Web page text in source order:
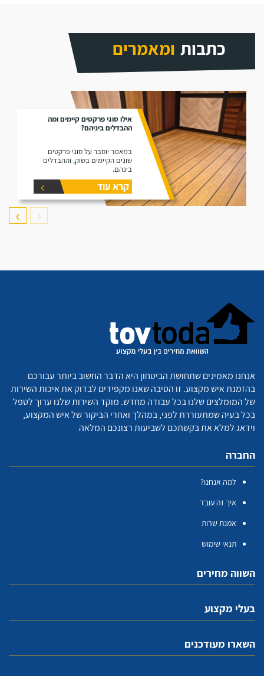
כתבות ומאמרים
אילו סוגי פרקטים קיימים ומה
ההבדלים ביניהם?
במאמר יוסבר על סוגי פרקטים
שונים הקיימים בשוק, וההבדלים
בינהם.
קרא עוד
❮
❯
אנחנו מאמינים שתחושת הביטחון היא הדבר החשוב ביותר עבורכם
בהזמנת איש מקצוע. זו הסיבה שאנו מקפידים לבדוק את איכות השירות
של המומלצים שלנו בכל עבודה מחדש. מוקד השירות שלנו ערוך לטפל
בכל בעיה שמתעוררת לפני, במהלך ואחרי הביקור של איש המקצוע,
וידאג למלא את בקשתכם לשביעות רצונכם המלאה
החברה
למה אנחנו?
איך זה עובד
אמנת שרות
תנאי שימוש
השווה מחירים
בעלי מקצוע
השארו מעודכנים